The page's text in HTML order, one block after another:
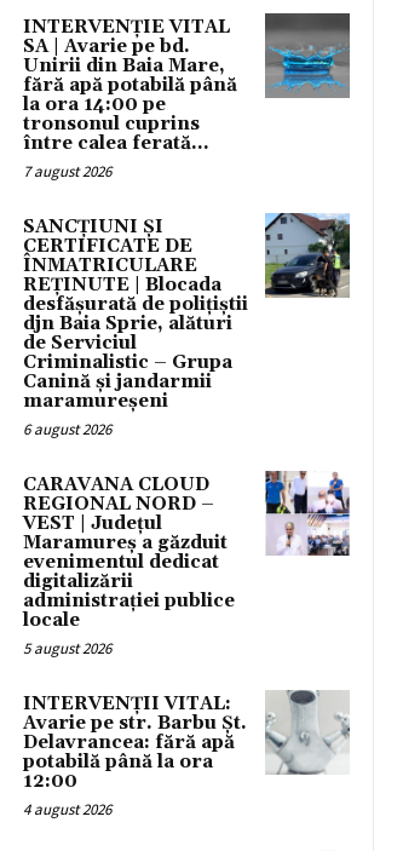
INTERVENȚIE VITAL
SA | Avarie pe bd.
Unirii din Baia Mare,
fără apă potabilă până
la ora 14:00 pe
tronsonul cuprins
între calea ferată...
7 august 2026
SANCȚIUNI ȘI
CERTIFICATE DE
ÎNMATRICULARE
REȚINUTE | Blocada
desfășurată de polițiștii
djn Baia Sprie, alături
de Serviciul
Criminalistic – Grupa
Canină și jandarmii
maramureșeni
6 august 2026
CARAVANA CLOUD
REGIONAL NORD –
VEST | Județul
Maramureș a găzduit
evenimentul dedicat
digitalizării
administrației publice
locale
5 august 2026
INTERVENȚII VITAL:
Avarie pe str. Barbu Șt.
Delavrancea: fără apă
potabilă până la ora
12:00
4 august 2026